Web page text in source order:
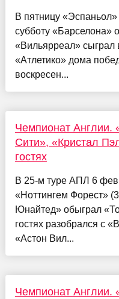
В пятницу
субботу «Барселона»
«Вильярреал» сыграл
«Атлетико» дома
воскресен...
Чемпионат Англии.
Сити», «Кристал
гостях
В 25-м туре АПЛ 6
«Ноттингем Форест»
Юнайтед» обыграл
гостях разобрался с
«Астон Вил...
Чемпионат Англии.